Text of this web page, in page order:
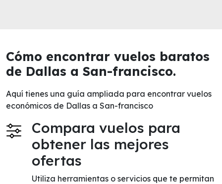
Cómo encontrar vuelos baratos
de Dallas a San-francisco.
Aquí tienes una guía ampliada para encontrar vuelos
económicos de Dallas a San-francisco
Compara vuelos para
obtener las mejores
ofertas
Utiliza herramientas o servicios que te permitan